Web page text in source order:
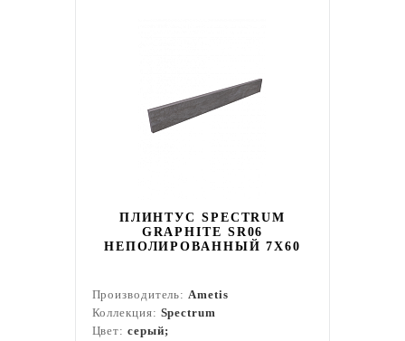
ПЛИНТУС SPECTRUM
GRAPHITE SR06
НЕПОЛИРОВАННЫЙ 7X60
Производитель:Ametis
Коллекция: Spectrum
Цвет: серый;